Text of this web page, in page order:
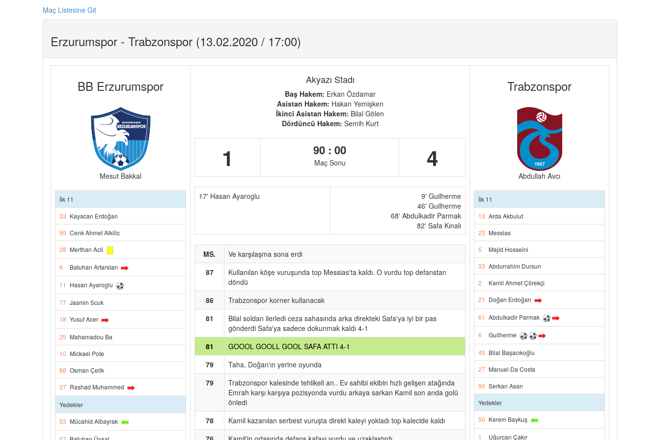
Maç Listesine Git
Erzurumspor - Trabzonspor (13.02.2020 / 17:00)
BB Erzurumspor
Mesut Bakkal
İlk 11
33 Kayacan Erdoğan
99 Cenk Ahmet Alkilic
28 Merthan Acil
6 Batuhan Artarslan
11 Hasan Ayaroglu
77 Jasmin Scuk
18 Yusuf Acer
25 Mahamadou Ba
10 Mickael Pote
88 Osman Çelik
27 Rashad Muhammed
Yedekler
53 Mücahid Albayrak
Akyazı Stadı
Baş Hakem: Erkan Özdamar
Asistan Hakem: Hakan Yemişken
İkinci Asistan Hakem: Bilal Gölen
Dördüncü Hakem: Semih Kurt
1 90 : 00
Maç Sonu 4
17' Hasan Ayaroglu
9' Guilherme
46' Guilherme
68' Abdulkadir Parmak
82' Safa Kınalı
MS.
Ve karşılaşma sona erdi
87
Kullanılan köşe vuruşunda top Messias'ta kaldı. O vurdu top defanstan
döndü
86
Trabzonspor korner kullanacak
81
Bilal soldan ilerledi ceza sahasında arka direkteki Safa'ya iyi bir pas
gönderdi Safa'ya sadece dokunmak kaldı 4-1
81
GOOOL GOOLL GOOL SAFA ATTI 4-1
79
Taha, Doğan'ın yerine oyunda
79
Trabzonspor kalesinde tehlikeli an.. Ev sahibi ekibin hızlı gelişen atağında
Emrah karşı karşıya pozisyonda vurdu arkaya sarkan Kamil son anda golü
önledi
78
Kamil kazanılan serbest vuruşta direkt kaleyi yokladı top kalecide kaldı
Trabzonspor
Abdullah Avcı
İlk 11
13 Arda Akbulut
23 Messias
5
Majid Hosseini
33 Abdurrahim Dursun
2
Kamil Ahmet Çörekçi
21 Doğan Erdoğan
61 Abdulkadir Parmak
6 Guilherme
45 Bilal Başacıkoğlu
27 Manuel Da Costa
90 Serkan Asan
Yedekler
50 Kerem Baykuş
1 Uğurcan Çakır